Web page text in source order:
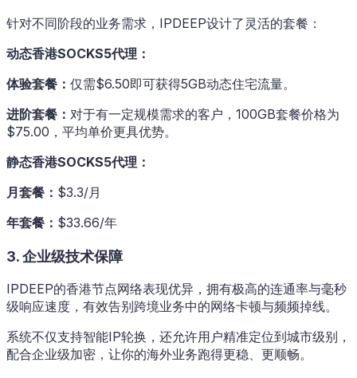
针对不同阶段的业务需求，IPDEEP设计了灵活的套餐：
动态香港SOCKS5代理：
体验套餐： 仅需$6.50即可获得5GB动态住宅流量。
进阶套餐： 对于有一定规模需求的客户，100GB套餐价格为
$75.00，平均单价更具优势。
静态香港SOCKS5代理：
月套餐： $3.3/月
年套餐： $33.66/年
3. 企业级技术保障
IPDEEP的香港节点网络表现优异，拥有极高的连通率与毫秒
级响应速度，有效告别跨境业务中的网络卡顿与频频掉线。
系统不仅支持智能IP轮换，还允许用户精准定位到城市级别，
配合企业级加密，让你的海外业务跑得更稳、更顺畅。